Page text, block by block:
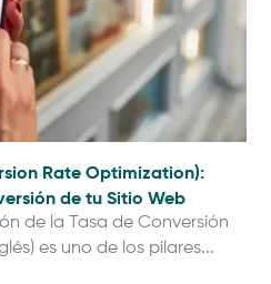
Rate Optimization):
de tu Sitio Web
de la Tasa de Conversión
es uno de los pilares...